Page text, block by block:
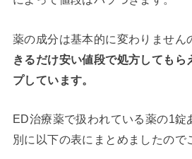
薬の成分は基本的に変わりません
きるだけ安い値段で処方してもら
プしています。
ED治療薬で扱われている薬の1錠
別に以下の表にまとめましたので